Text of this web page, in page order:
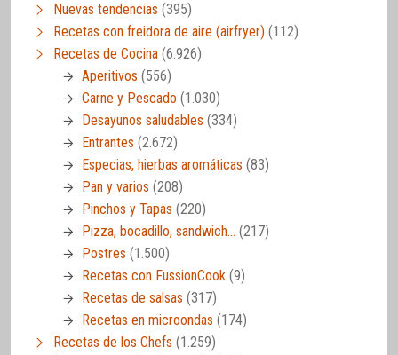
Nuevas tendencias (395)
Recetas con freidora de aire (airfryer) (112)
Recetas de Cocina (6.926)
Aperitivos (556)
Carne y Pescado (1.030)
Desayunos saludables (334)
Entrantes (2.672)
Especias, hierbas aromáticas (83)
Pan y varios (208)
Pinchos y Tapas (220)
Pizza, bocadillo, sandwich… (217)
Postres (1.500)
Recetas con FussionCook (9)
Recetas de salsas (317)
Recetas en microondas (174)
Recetas de los Chefs (1.259)